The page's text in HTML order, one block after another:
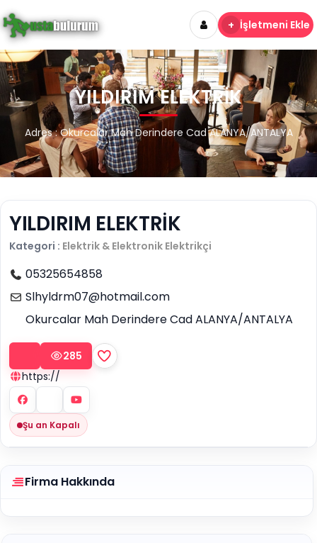
+ İşletmeni Ekle
YILDIRIM ELEKTRİK
Adres : Okurcalar Mah Derindere Cad ALANYA/ANTALYA
YILDIRIM ELEKTRİK
Kategori : Elektrik & Elektronik Elektrikçi
05325654858
Slhyldrm07@hotmail.com
Okurcalar Mah Derindere Cad ALANYA/ANTALYA
285
https://
Şu an Kapalı
Firma Hakkında